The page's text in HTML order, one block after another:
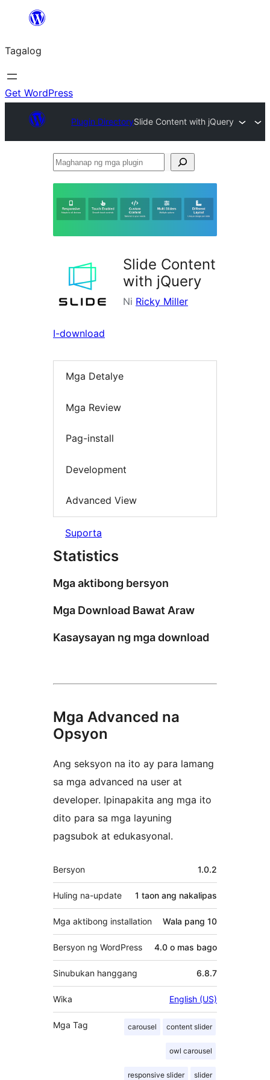
Lumaktaw
sa
content
Tagalog
Get WordPress
Plugin DirectorySlide Content with jQuery
Maghanap
mga
plugin
Slide Content
with jQuery
Ni Ricky Miller
I-download
Mga Detalye
Mga Review
Pag-install
Development
Advanced View
Suporta
Statistics
Mga aktibong bersyon
Mga Download Bawat Araw
Kasaysayan ng mga download
Mga Advanced na
Opsyon
Ang seksyon na ito ay para lamang
sa mga advanced na user at
developer. Ipinapakita ang mga ito
dito para sa mga layuning
pagsubok at edukasyonal.
Meta
Bersyon 1.0.2
Huling na-update 1 taon ang nakalipas
Mga aktibong installation Wala pang 10
Bersyon ng WordPress 4.0 o mas bago
Sinubukan hanggang 6.8.7
Wika English (US)
Mga Tag carousel content slider
owl carousel
responsive slider slider